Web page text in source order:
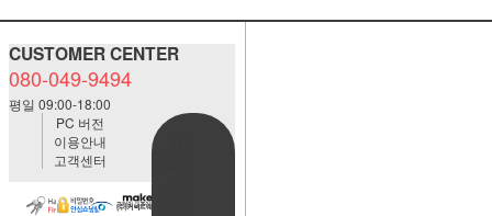
CUSTOMER CENTER
080-049-9494
평일 09:00-18:00
PC 버전
이용안내
고객센터